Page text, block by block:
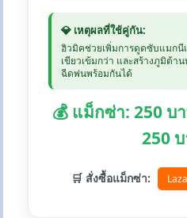
💎 เหตุผลที่ใช้คู่กัน:
ฮิวมิคช่วยเพิ่มการดูดซับแมกนี
เขียวเข้มกว่า และสร้างภูมิต้า
ฉีดพ่นพร้อมกันได้
💰 แม็กซ่า: 250
250
🛒 สั่งซื้อแม็กซ่า: